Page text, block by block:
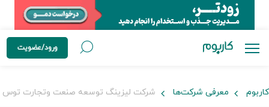
ورود/عضویت
کاربوم معرفی شرکت‌ها شرکت لیزینگ توسعه صنعت وتجارت توس